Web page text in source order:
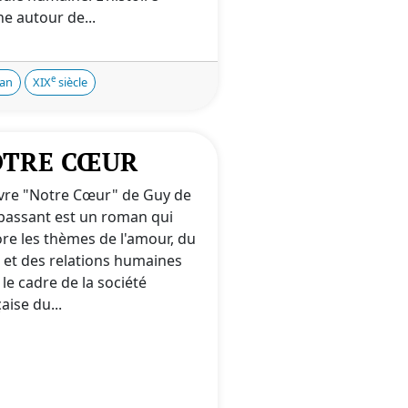
autour de...
XIXe siècle
CŒUR
"Notre Cœur" de Guy de
est un roman qui
les thèmes de l'amour, du
des relations humaines
cadre de la société
du...